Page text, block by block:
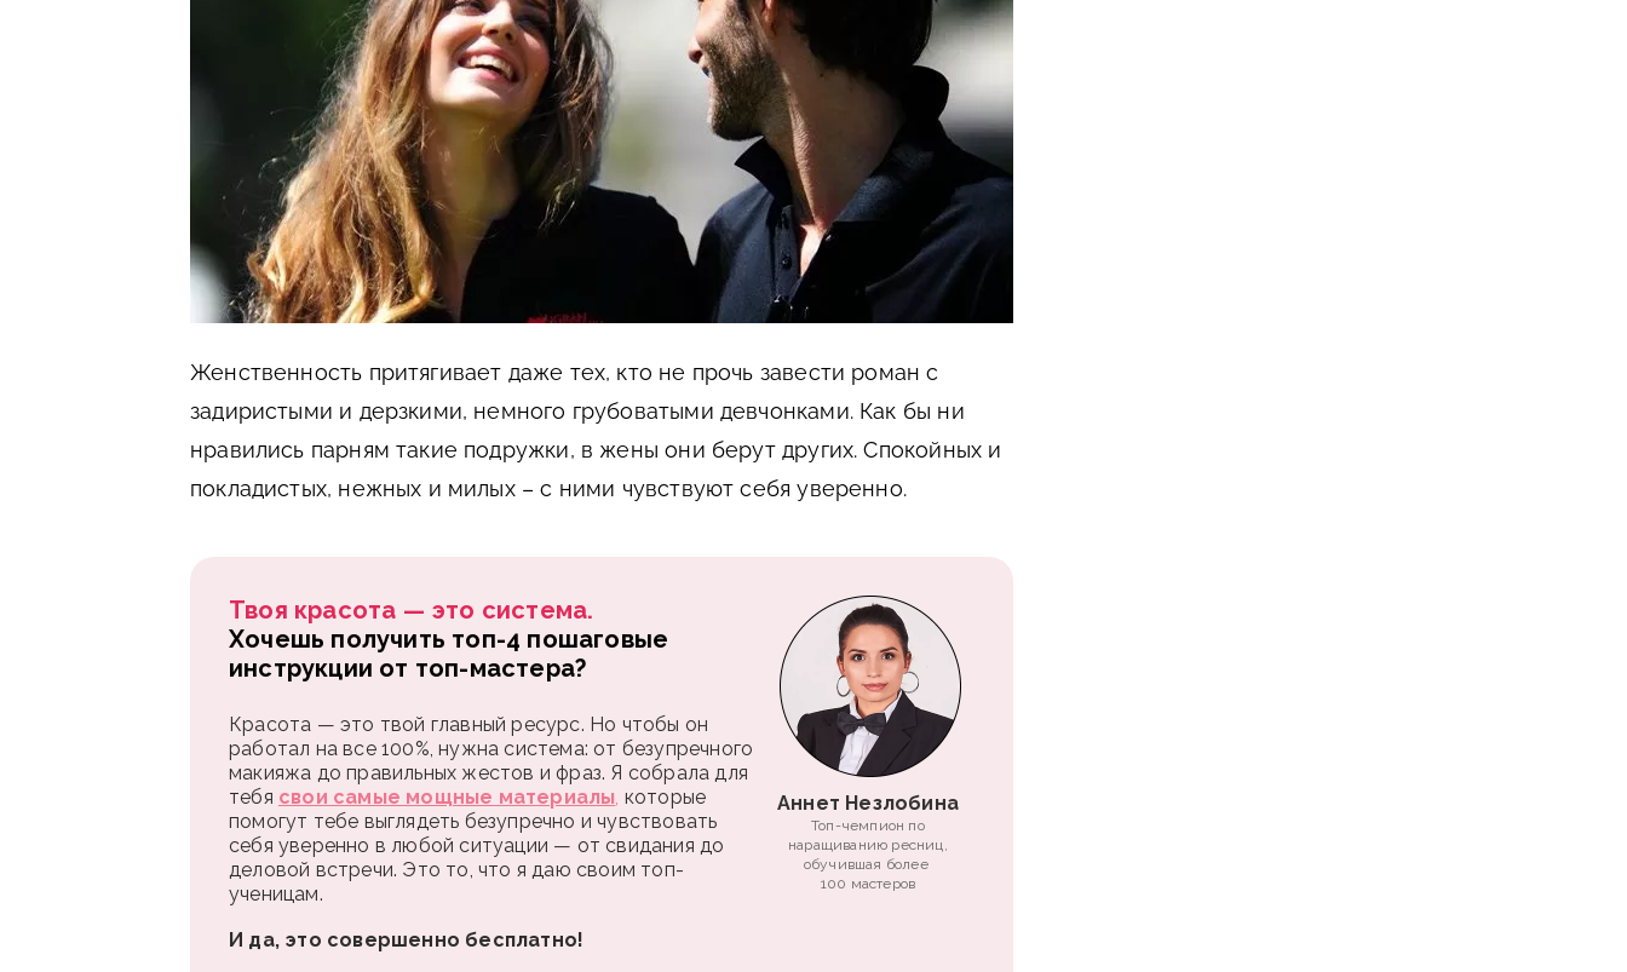
Женственность притягивает даже тех, кто не прочь завести роман с
задиристыми и дерзкими, немного грубоватыми девчонками. Как бы ни
нравились парням такие подружки, в жены они берут других. Спокойных и
покладистых, нежных и милых – с ними чувствуют себя уверенно.
Твоя красота — это система.
Хочешь получить топ-4 пошаговые
инструкции от топ-мастера?
Красота — это твой главный ресурс. Но чтобы он
работал на все 100%, нужна система: от безупречного
макияжа до правильных жестов и фраз. Я собрала для
тебя свои самые мощные материалы, которые
помогут тебе выглядеть безупречно и чувствовать
себя уверенно в любой ситуации — от свидания до
деловой встречи. Это то, что я даю своим топ-
ученицам.
И да, это совершенно бесплатно!
Аннет Незлобина
Топ-чемпион по
наращиванию ресниц,
обучившая более
100 мастеров